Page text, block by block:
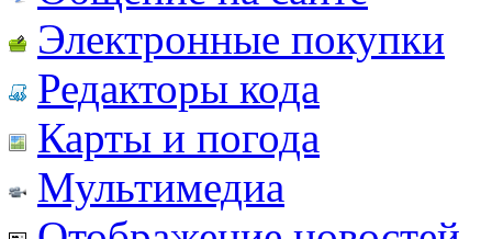
Электронные покупки
Редакторы кода
Карты и погода
Мультимедиа